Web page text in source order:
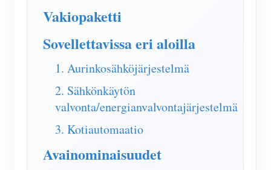
IAMMETER Simulaattori
Virtuaalimittari
Energian ennuste- ja simulointijärjestelmä
Sovellukset
Store
Vakiopaketti
Sovellettavissa eri aloilla
1. Aurinkosähköjärjestelmä
2. Sähkönkäytön
valvonta/energianvalvontajärjestelmä
3. Kotiautomaatio
Avainominaisuudet